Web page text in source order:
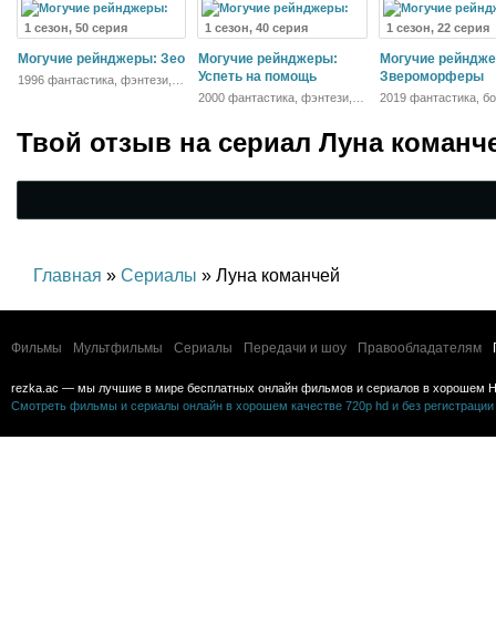
1 сезон, 50 серия
Могучие рейнджеры: Зео
1996 фантастика, фэнтези,
1 сезон, 40 серия
Могучие рейнджеры:
Успеть на помощь
2000 фантастика, фэнтези,
1 сезон, 22 серия
Могучие
Звероморферы
2019 фантастика,
Твой отзыв на сериал Луна
Главная » Сериалы » Луна команчей
Фильмы Мультфильмы Сериалы Передачи и шоу Правообладателям
rezka.ac — мы лучшие в мире бесплатных онлайн фильмов и сериалов в хорошем
Смотреть фильмы и сериалы онлайн в хорошем качестве 720p hd и без